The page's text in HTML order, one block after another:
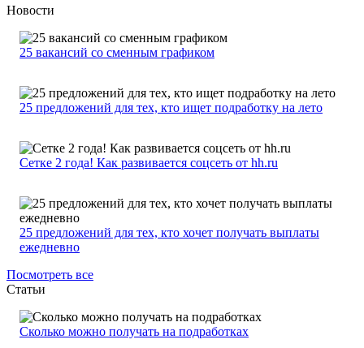
Новости
25 вакансий со сменным графиком
25 предложений для тех, кто ищет подработку на лето
Сетке 2 года! Как развивается соцсеть от hh.ru
25 предложений для тех, кто хочет получать выплаты
ежедневно
Посмотреть все
Статьи
Сколько можно получать на подработках